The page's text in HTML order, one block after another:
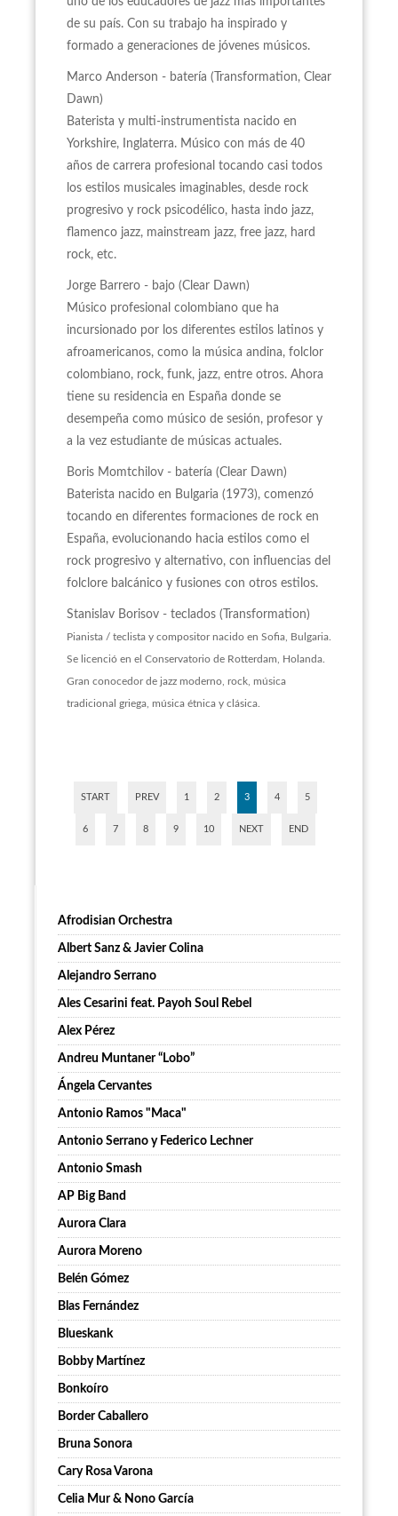
de su país. Con su trabajo ha inspirado y
formado a generaciones de jóvenes músicos.
Marco Anderson - batería (Transformation, Clear
Dawn)
Baterista y multi-instrumentista nacido en
Yorkshire, Inglaterra. Músico con más de 40
años de carrera profesional tocando casi todos
los estilos musicales imaginables, desde rock
progresivo y rock psicodélico, hasta indo jazz,
flamenco jazz, mainstream jazz, free jazz, hard
rock, etc.
Jorge Barrero - bajo (Clear Dawn)
Músico profesional colombiano que ha
incursionado por los diferentes estilos latinos y
afroamericanos, como la música andina, folclor
colombiano, rock, funk, jazz, entre otros. Ahora
tiene su residencia en España donde se
desempeña como músico de sesión, profesor y
a la vez estudiante de músicas actuales.
Boris Momtchilov - batería (Clear Dawn)
Baterista nacido en Bulgaria (1973), comenzó
tocando en diferentes formaciones de rock en
España, evolucionando hacia estilos como el
rock progresivo y alternativo, con influencias del
folclore balcánico y fusiones con otros estilos.
Stanislav Borisov - teclados (Transformation)
Pianista / teclista y compositor nacido en Sofia, Bulgaria.
Se licenció en el Conservatorio de Rotterdam, Holanda.
Gran conocedor de jazz moderno, rock, música
tradicional griega, música étnica y clásica.
START PREV 1 2 3 4 5
6 7 8 9 10 NEXT END
Afrodisian Orchestra
Albert Sanz & Javier Colina
Alejandro Serrano
Ales Cesarini feat. Payoh Soul Rebel
Alex Pérez
Andreu Muntaner “Lobo”
Ángela Cervantes
Antonio Ramos "Maca"
Antonio Serrano y Federico Lechner
Antonio Smash
AP Big Band
Aurora Clara
Aurora Moreno
Belén Gómez
Blas Fernández
Blueskank
Bobby Martínez
Bonkoíro
Border Caballero
Bruna Sonora
Cary Rosa Varona
Celia Mur & Nono García